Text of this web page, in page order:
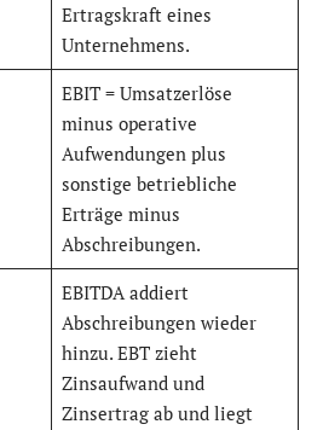
Ertragskraft eines
Unternehmens.
EBIT = Umsatzerlöse
minus operative
Aufwendungen plus
sonstige betriebliche
Erträge minus
Abschreibungen.
EBITDA addiert
Abschreibungen wieder
hinzu. EBT zieht
Zinsaufwand und
Zinsertrag ab und liegt